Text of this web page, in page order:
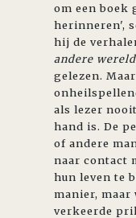
om een boek
herinneren',
hij de
andere wereld
gelezen.
als lezer
hand is. De
of andere
naar contact
hun leven te
manier, maar
verkeerde